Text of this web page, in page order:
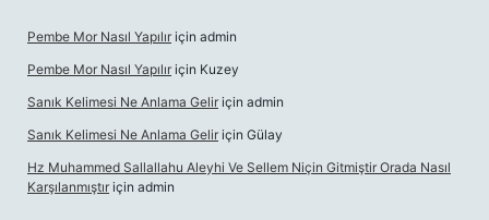
Pembe Mor Nasıl Yapılır için admin
Pembe Mor Nasıl Yapılır için Kuzey
Sanık Kelimesi Ne Anlama Gelir için admin
Sanık Kelimesi Ne Anlama Gelir için Gülay
Hz Muhammed Sallallahu Aleyhi Ve Sellem Niçin Gitmiştir Orada Nasıl
Karşılanmıştır için admin